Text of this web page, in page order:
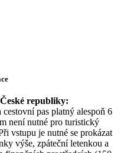
republiky:
pas platný alespoň 6
není nutné pro turistický
vstupu je nutné se prokázat
výše, zpáteční letenkou a